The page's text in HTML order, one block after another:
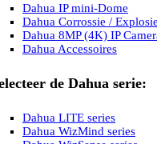
Dahua IP mini-Dome
Dahua Corrossie /
Dahua 8MP (4K) IP
Dahua Accessoires
de Dahua serie:
Dahua LITE series
Dahua WizMind series